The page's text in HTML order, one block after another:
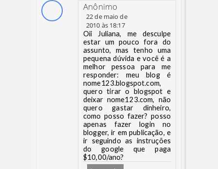
Anônimo
22 de maio de
2010 às 18:17
Oii Juliana, me desculpe
estar um pouco fora do
assunto, mas tenho uma
pequena dúvida e você é a
melhor pessoa para me
responder: meu blog é
nome123.blogspot.com,
quero tirar o blogspot e
deixar nome123.com, não
quero gastar dinheiro,
como posso fazer? posso
apenas fazer login no
blogger, ir em publicação, e
ir seguindo as instruções
do google que paga
$10,00/ano?